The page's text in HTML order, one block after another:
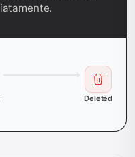
Deleted